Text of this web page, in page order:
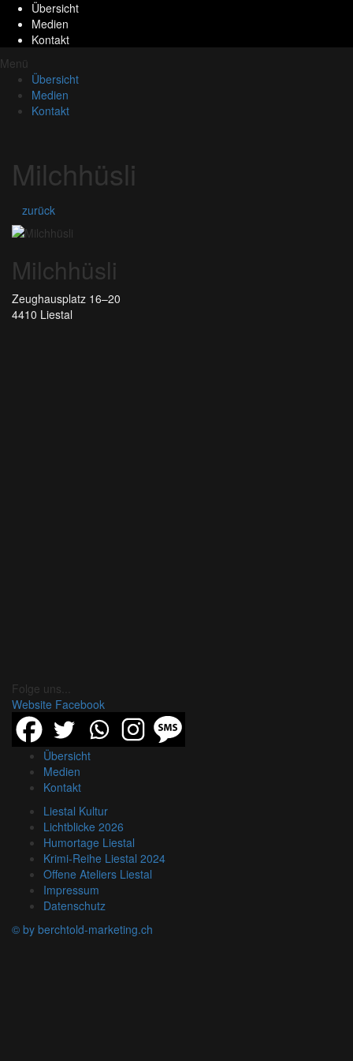
Übersicht
Medien
Kontakt
Menü
Übersicht
Medien
Kontakt
Milchhüsli
zurück
Milchhüsli
Zeughausplatz 16–20
4410 Liestal
Folge uns...
Website Facebook
Übersicht
Medien
Kontakt
Liestal Kultur
Lichtblicke 2026
Humortage Liestal
Krimi-Reihe Liestal 2024
Offene Ateliers Liestal
Impressum
Datenschutz
© by berchtold-marketing.ch